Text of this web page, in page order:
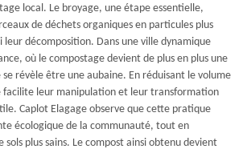
local. Le broyage, une étape essentielle,
de déchets organiques en particules plus
décomposition. Dans une ville dynamique
où le compostage devient de plus en plus une
révèle être une aubaine. En réduisant le volume
facilite leur manipulation et leur transformation
Caplot Elagage observe que cette pratique
écologique de la communauté, tout en
plus sains. Le compost ainsi obtenu devient